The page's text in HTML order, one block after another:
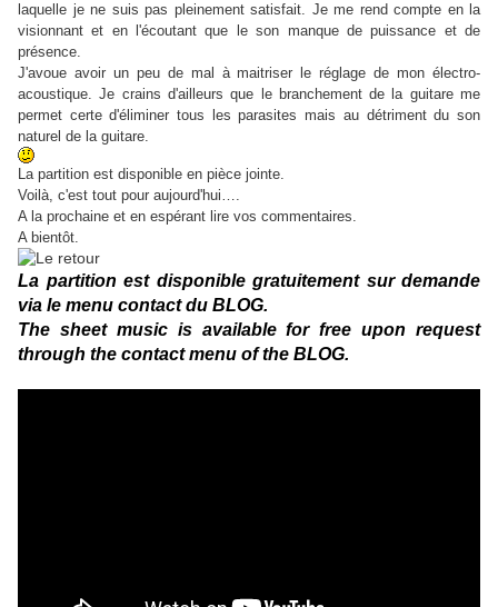
laquelle je ne suis pas pleinement satisfait. Je me rend compte en la
visionnant et en l'écoutant que le son manque de puissance et de
présence.
J'avoue avoir un peu de mal à maitriser le réglage de mon électro-
acoustique. Je crains d'ailleurs que le branchement de la guitare me
permet certe d'éliminer tous les parasites mais au détriment du son
naturel de la guitare.
La partition est disponible en pièce jointe.
Voilà, c'est tout pour aujourd'hui….
A la prochaine et en espérant lire vos commentaires.
A bientôt.
La partition est disponible gratuitement sur demande
via le menu contact du BLOG.
The sheet music is available for free upon request
through the contact menu of the BLOG.